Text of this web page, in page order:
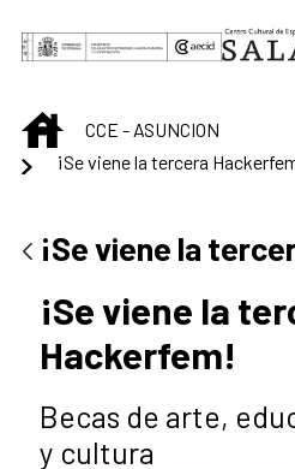
Saltar al contenido principal
INICIOCCE - ASUNCION
¡Se viene la tercera
¡Se viene la
¡Se viene la
Hackerfem!
Becas de arte,
y cultura